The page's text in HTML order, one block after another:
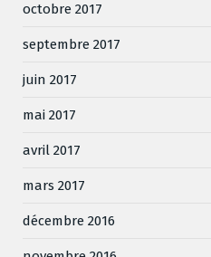
octobre 2017
septembre 2017
juin 2017
mai 2017
avril 2017
mars 2017
décembre 2016